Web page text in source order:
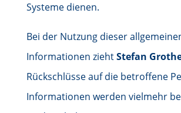
Systeme dienen.
Bei der Nutzung dieser
Informationen ziehtStefan
Rückschlüsse auf die betroffene
Informationen werden vielmehr